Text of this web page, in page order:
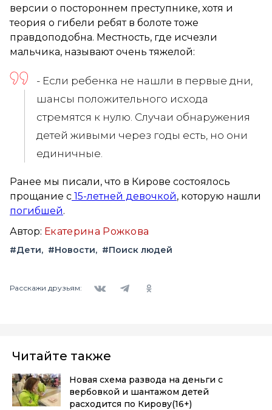
версии о постороннем преступнике, хотя и
теория о гибели ребят в болоте тоже
правдоподобна. Местность, где исчезли
мальчика, называют очень тяжелой:
- Если ребенка не нашли в первые дни,
шансы положительного исхода
стремятся к нулю. Случаи обнаружения
детей живыми через годы есть, но они
единичные.
Ранее мы писали, что в Кирове состоялось
прощание с 15-летней девочкой, которую нашли
погибшей.
Автор: Екатерина Рожкова
#Дети #Новости #Поиск людей
Расскажи друзьям:
Читайте также
Новая схема развода на деньги с
вербовкой и шантажом детей
расходится по Кирову(16+)